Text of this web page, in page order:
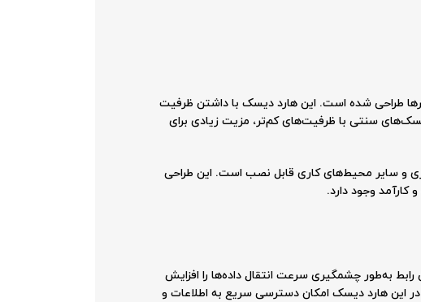
طراحی شده است. این هارد دیسک با داشتن ظرفیت
فراهم می‌آورد. ظرفیت 10 ترابایت در مقایسه با هارد دیسک‌های سنتی با ظرفیت‌های کم‌تر، مزیت زیادی برای
و سایر محیط‌های کاری قابل نصب است. این طراحی
وجود دارد.
به‌طور چشمگیری سرعت انتقال داده‌ها را افزایش
این هارد دیسک امکان دسترسی سریع به اطلاعات و